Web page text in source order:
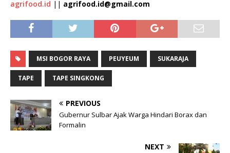
agrifood.id || agrifood.id@gmail.com
MSI BOGOR RAYA PEUYEUM SUKARAJA
TAPE TAPE SINGKONG
PREVIOUS
Gubernur Sulbar Ajak Warga Hindari Borax dan
Formalin
NEXT